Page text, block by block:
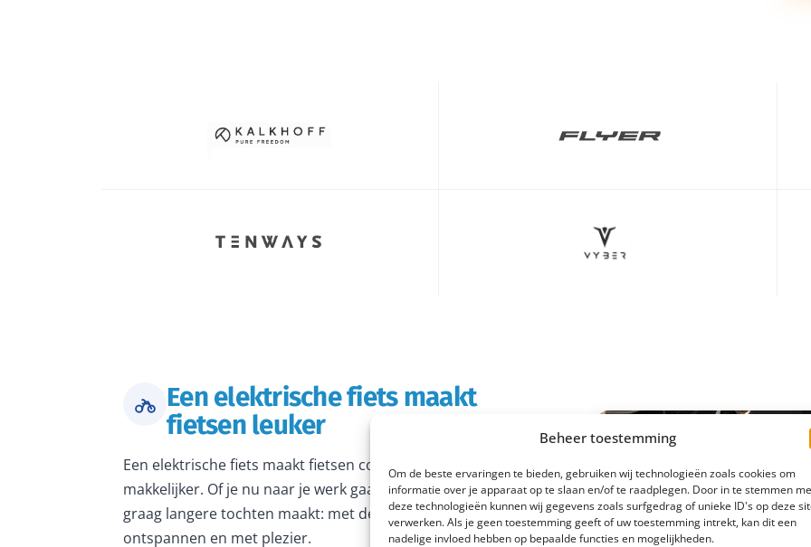
Beheer toestemming
Om de beste ervaringen te bieden, gebruiken wij technologieën zoals cookies om
informatie over je apparaat op te slaan en/of te raadplegen. Door in te stemmen
deze technologieën kunnen wij gegevens zoals surfgedrag of unieke ID's op deze
verwerken. Als je geen toestemming geeft of uw toestemming intrekt, kan dit een
nadelige invloed hebben op bepaalde functies en mogelijkheden.
Een elektrische fiets maakt
fietsen leuker
Een elektrische fiets maakt fietsen comfortabeler en
makkelijker. Of je nu naar je werk gaat, boodschappen doet of
graag langere tochten maakt: met de juiste e-bike rijd je
ontspannen en met plezier.